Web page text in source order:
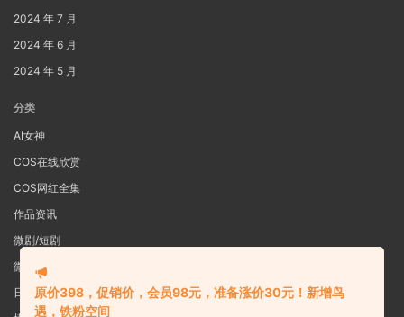
2024 年 7 月
2024 年 6 月
2024 年 5 月
分类
AI女神
COS在线欣赏
COS网红全集
作品资讯
微剧/短剧
微密圈
日系写真原价398，促销价，会员98元，准备涨价30元！新增鸟
遇，铁粉空间